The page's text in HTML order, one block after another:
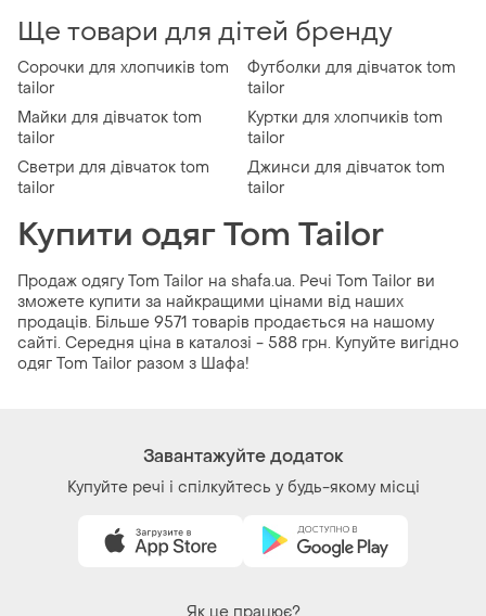
Ще товари для дітей бренду
Сорочки для хлопчиків tom
tailor
Футболки для дівчаток tom
tailor
Майки для дівчаток tom
tailor
Куртки для хлопчиків tom
tailor
Светри для дівчаток tom
tailor
Джинси для дівчаток tom
tailor
Купити одяг Tom Tailor
Продаж одягу Tom Tailor на shafa.ua. Речі Tom Tailor ви
зможете купити за найкращими цінами від наших
продаців. Більше 9571 товарів продається на нашому
сайті. Середня ціна в каталозі - 588 грн. Купуйте вигідно
одяг Tom Tailor разом з Шафа!
Завантажуйте додаток
Купуйте речі і спілкуйтесь у будь-якому місці